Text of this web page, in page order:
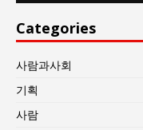
Categories
사람과사회
기획
사람